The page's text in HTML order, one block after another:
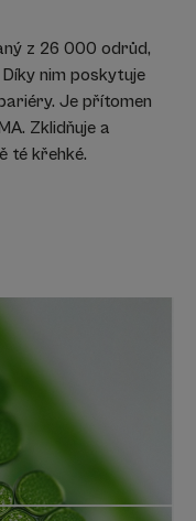
suché pokožky se
z ovsa
z 26 000 odrůd,
nim poskytuje
Je přítomen
Zklidňuje a
té křehké.